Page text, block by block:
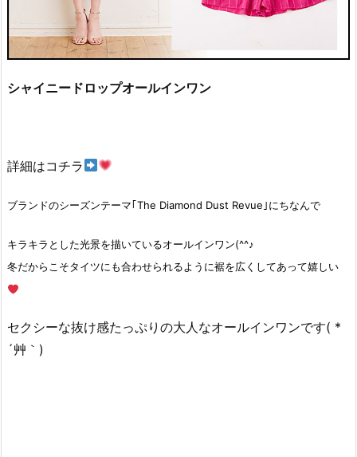
シャイニードロップオールインワン
詳細はコチラ
ブランドのシーズンテーマ｢The Diamond Dust Revue｣にちなんで
キラキラとした光景を描いているオールインワン(^^♪
冬だからこそタイツにも合わせられるように裾を広くしてあって嬉しい
セクシーな抜け感たっぷりの大人なオールインワンです( *
´艸｀)